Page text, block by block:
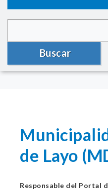
Buscar
de Layo
Responsable del Portal